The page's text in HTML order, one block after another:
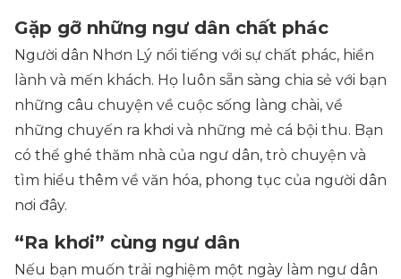
Gặp gỡ những ngư dân chất phác
Người dân Nhơn Lý nổi tiếng với sự chất phác, hiền
lành và mến khách. Họ luôn sẵn sàng chia sẻ với bạn
những câu chuyện về cuộc sống làng chài, về
những chuyến ra khơi và những mẻ cá bội thu. Bạn
có thể ghé thăm nhà của ngư dân, trò chuyện và
tìm hiểu thêm về văn hóa, phong tục của người dân
nơi đây.
“Ra khơi” cùng ngư dân
Nếu bạn muốn trải nghiệm một ngày làm ngư dân